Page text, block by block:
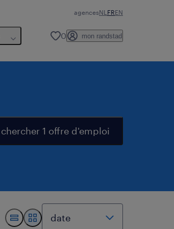
agencesNL FREN
0 mon randstad
chercher 1 offre d'emploi